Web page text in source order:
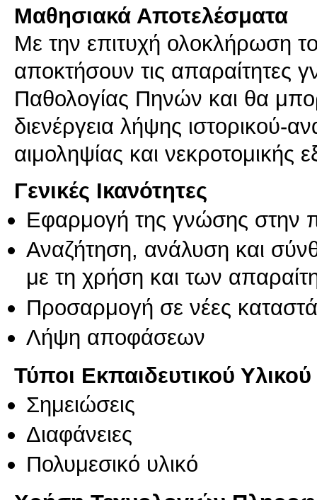
Μαθησιακά Αποτελέσματα
Με την επιτυχή ολοκλήρωση
αποκτήσουν τις απαραίτητες
Παθολογίας Πηνών και θα
διενέργεια λήψης ιστορικού-
Γενικές Ικανότητες
Εφαρμογή της γνώσης στην
Αναζήτηση, ανάλυση και
με τη χρήση και των
Προσαρμογή σε νέες
Λήψη αποφάσεων
Τύποι Εκπαιδευτικού Υλικού
Σημειώσεις
Διαφάνειες
Πολυμεσικό υλικό